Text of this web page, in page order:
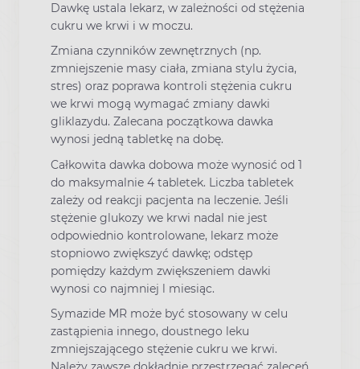
Dawkę ustala lekarz, w zależności od stężenia
cukru we krwi i w moczu.
Zmiana czynników zewnętrznych (np.
zmniejszenie masy ciała, zmiana stylu życia,
stres) oraz poprawa kontroli stężenia cukru
we krwi mogą wymagać zmiany dawki
gliklazydu. Zalecana początkowa dawka
wynosi jedną tabletkę na dobę.
Całkowita dawka dobowa może wynosić od 1
do maksymalnie 4 tabletek. Liczba tabletek
zależy od reakcji pacjenta na leczenie. Jeśli
stężenie glukozy we krwi nadal nie jest
odpowiednio kontrolowane, lekarz może
stopniowo zwiększyć dawkę; odstęp
pomiędzy każdym zwiększeniem dawki
wynosi co najmniej l miesiąc.
Symazide MR może być stosowany w celu
zastąpienia innego, doustnego leku
zmniejszającego stężenie cukru we krwi.